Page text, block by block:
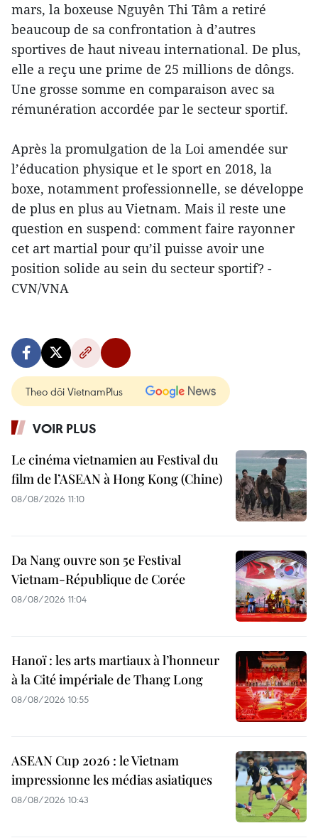
mars, la boxeuse Nguyên Thi Tâm a retiré
beaucoup de sa confrontation à d’autres
sportives de haut niveau international. De plus,
elle a reçu une prime de 25 millions de dôngs.
Une grosse somme en comparaison avec sa
rémunération accordée par le secteur sportif.
Après la promulgation de la Loi amendée sur
l’éducation physique et le sport en 2018, la
boxe, notamment professionnelle, se développe
de plus en plus au Vietnam. Mais il reste une
question en suspend: comment faire rayonner
cet art martial pour qu’il puisse avoir une
position solide au sein du secteur sportif? -
CVN/VNA
Theo dõi VietnamPlus
VOIR PLUS
Le cinéma vietnamien au Festival du
film de l’ASEAN à Hong Kong (Chine)
08/08/2026 11:10
Da Nang ouvre son 5e Festival
Vietnam-République de Corée
08/08/2026 11:04
Hanoï : les arts martiaux à l’honneur
à la Cité impériale de Thang Long
08/08/2026 10:55
ASEAN Cup 2026 : le Vietnam
impressionne les médias asiatiques
08/08/2026 10:43